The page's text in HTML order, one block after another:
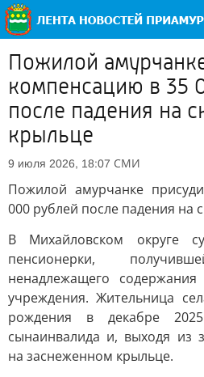
Пожилой
компенсацию в 35
после падения на
крыльце
9 июля 2026, 18:07 СМИ
Пожилой амурчанке
000 рублей после падения на
В Михайловском округе
пенсионерки,
ненадлежащего
учреждения. Жительница
рождения в декабре
сынаинвалида и, выходя из
на заснеженном крыльце.